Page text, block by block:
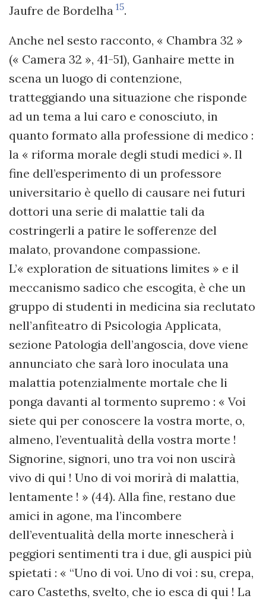
Jaufre de Bordelha 15.
Anche nel sesto racconto, « Chambra 32 »
(« Camera 32 », 41-51), Ganhaire mette in
scena un luogo di contenzione,
tratteggiando una situazione che risponde
ad un tema a lui caro e conosciuto, in
quanto formato alla professione di medico :
la « riforma morale degli studi medici ». Il
fine dell’esperimento di un professore
universitario è quello di causare nei futuri
dottori una serie di malattie tali da
costringerli a patire le sofferenze del
malato, provandone compassione.
L’« exploration de situations limites » e il
meccanismo sadico che escogita, è che un
gruppo di studenti in medicina sia reclutato
nell’anfiteatro di Psicologia Applicata,
sezione Patologia dell’angoscia, dove viene
annunciato che sarà loro inoculata una
malattia potenzialmente mortale che li
ponga davanti al tormento supremo : « Voi
siete qui per conoscere la vostra morte, o,
almeno, l’eventualità della vostra morte !
Signorine, signori, uno tra voi non uscirà
vivo di qui ! Uno di voi morirà di malattia,
lentamente ! » (44). Alla fine, restano due
amici in agone, ma l’incombere
dell’eventualità della morte innescherà i
peggiori sentimenti tra i due, gli auspici più
spietati : « “Uno di voi. Uno di voi : su, crepa,
caro Casteths, svelto, che io esca di qui ! La